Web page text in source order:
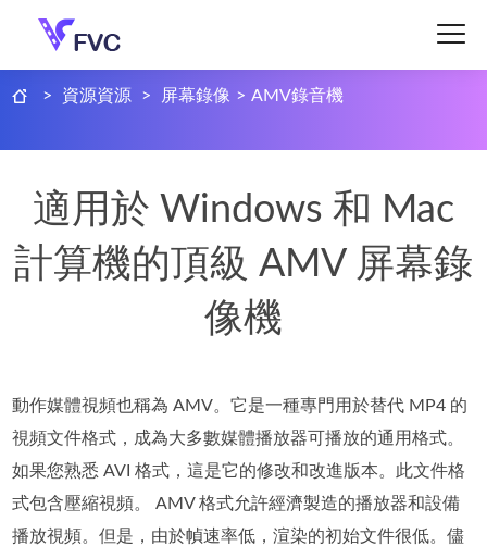
> 資源資源 > 屏幕錄像 > AMV錄音機
適用於 Windows 和 Mac
計算機的頂級 AMV 屏幕錄
像機
動作媒體視頻也稱為 AMV。它是一種專門用於替代 MP4 的
視頻文件格式，成為大多數媒體播放器可播放的通用格式。
如果您熟悉 AVI 格式，這是它的修改和改進版本。此文件格
式包含壓縮視頻。 AMV 格式允許經濟製造的播放器和設備
播放視頻。但是，由於幀速率低，渲染的初始文件很低。儘